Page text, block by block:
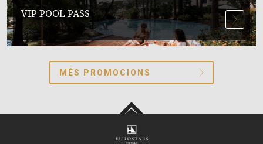
VIP POOL PASS
MÉS PROMOCIONS